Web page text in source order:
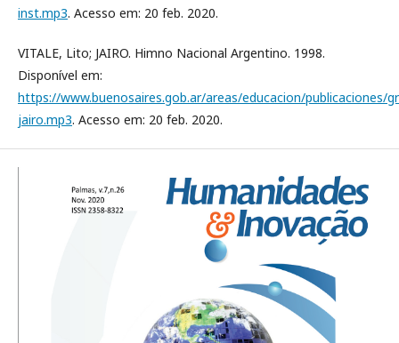
inst.mp3. Acesso em: 20 feb. 2020.
VITALE, Lito; JAIRO. Himno Nacional Argentino. 1998.
Disponível em:
https://www.buenosaires.gob.ar/areas/educacion/publicaciones/
jairo.mp3. Acesso em: 20 feb. 2020.